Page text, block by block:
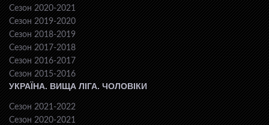
Сезон 2020-2021
Сезон 2019-2020
Сезон 2018-2019
Сезон 2017-2018
Сезон 2016-2017
Сезон 2015-2016
УКРАЇНА. ВИЩА ЛІГА. ЧОЛОВІКИ
Сезон 2021-2022
Сезон 2020-2021